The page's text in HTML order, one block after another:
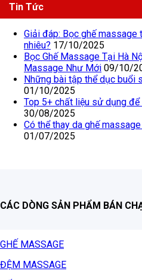
Tin Tức
Giải đáp: Bọc ghế massage
nhiêu? 17/10/2025
Bọc Ghế Massage Tại Hà
Massage Như Mới 09/10/
Những bài tập thể dục buổi
01/10/2025
Top 5+ chất liệu sử dụng
30/08/2025
Có thể thay da ghế
01/07/2025
CÁC DÒNG SẢN PHẨM BÁN
GHẾ MASSAGE
ĐỆM MASSAGE